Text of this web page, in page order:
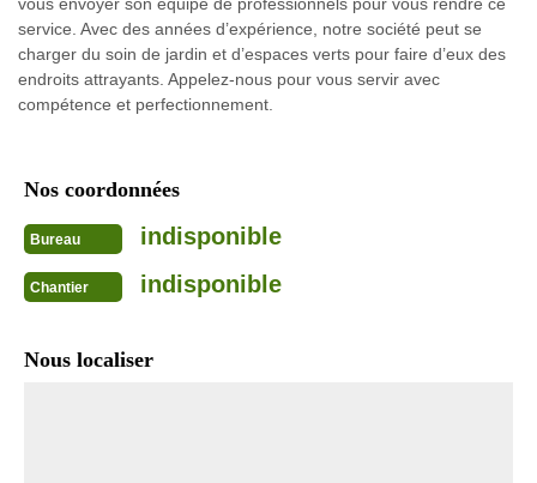
vous envoyer son équipe de professionnels pour vous rendre ce
service. Avec des années d’expérience, notre société peut se
charger du soin de jardin et d’espaces verts pour faire d’eux des
endroits attrayants. Appelez-nous pour vous servir avec
compétence et perfectionnement.
Nos coordonnées
Bureau indisponible
Chantier indisponible
Nous localiser